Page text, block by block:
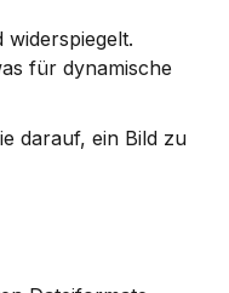
für dynamische
darauf, ein Bild zu